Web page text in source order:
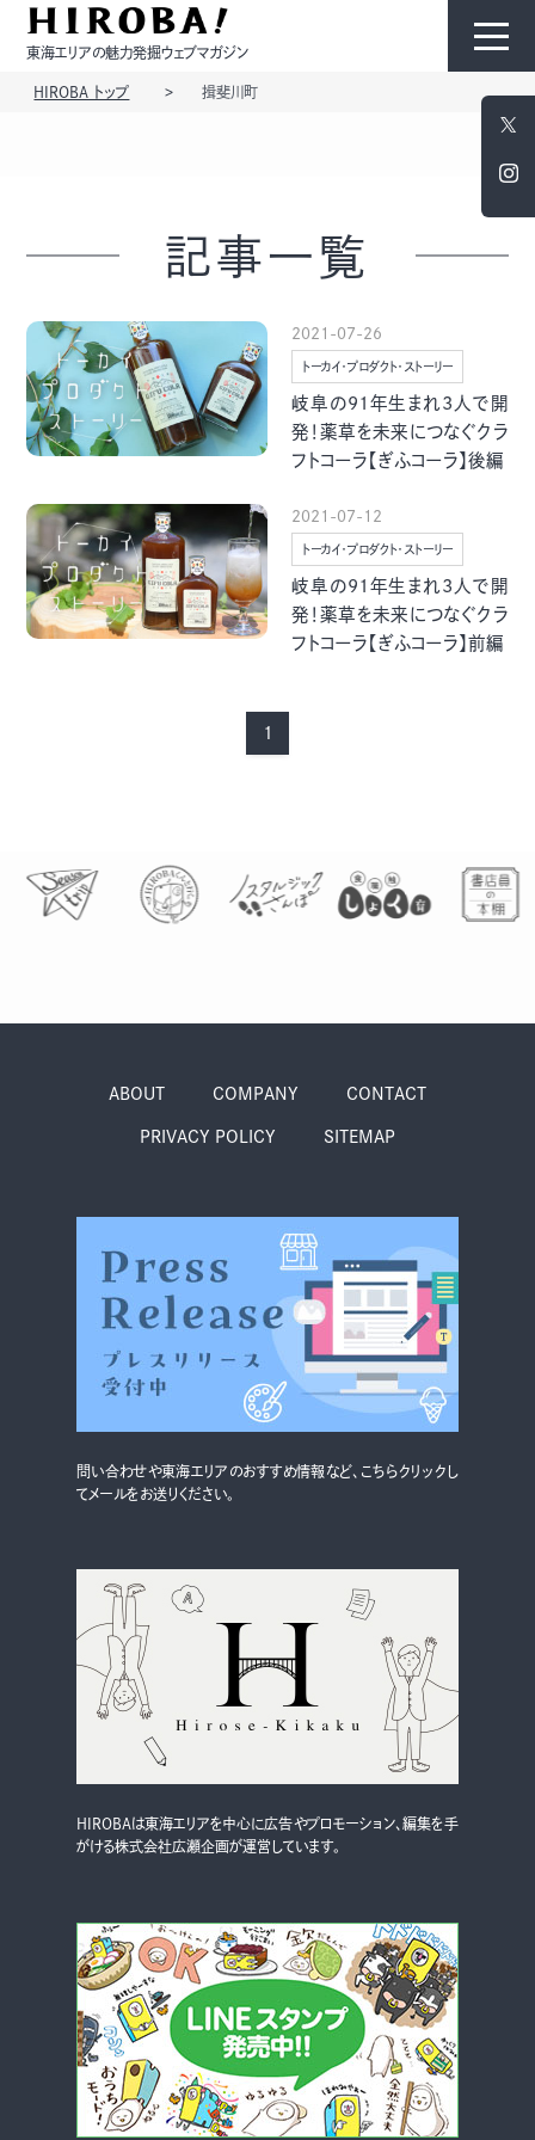
東海エリアの魅力発掘ウェブマガジン
モノ ひと
季節・まち まち・スポット
本・まち 自転車・まち
検索する
CLOSE
HIROBA トップ 揖斐川町
記事一覧
2021-07-26
トーカイ・プロダクト・ストーリー
岐阜の91年生まれ3人で開
発！薬草を未来につなぐクラ
フトコーラ【ぎふコーラ】後編
2021-07-12
トーカイ・プロダクト・ストーリー
岐阜の91年生まれ3人で開
発！薬草を未来につなぐクラ
フトコーラ【ぎふコーラ】前編
1
ABOUT COMPANY CONTACT
PRIVACY POLICY SITEMAP
問い合わせや東海エリアのおすすめ情報など、こちらクリックし
てメールをお送りください。
HIROBAは東海エリアを中心に広告やプロモーション、編集を手
がける株式会社広瀬企画が運営しています。